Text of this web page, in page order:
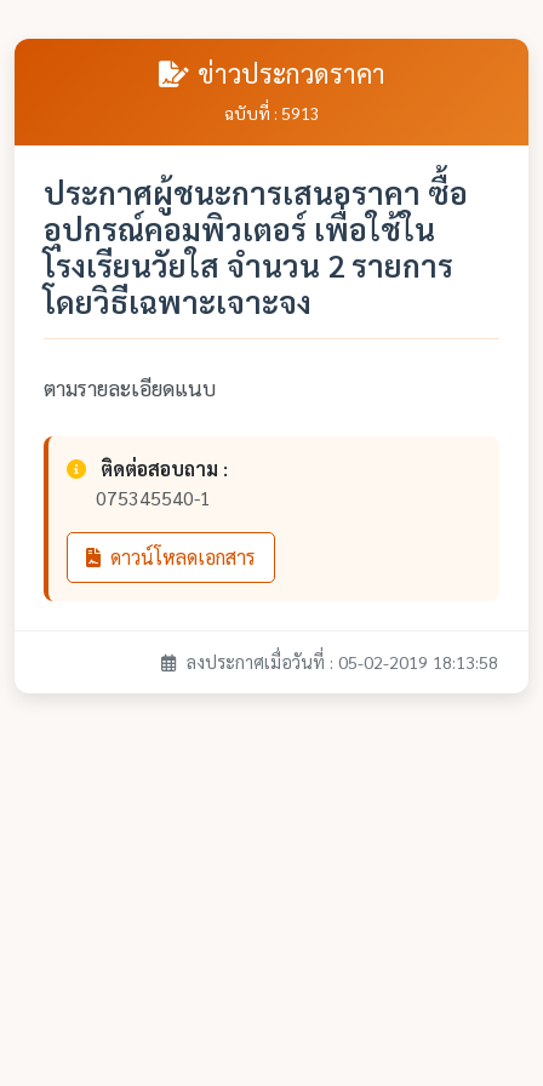
ข่าวประกวดราคา
ฉบับที่ : 5913
ประกาศผู้ชนะการเสนอราคา ซื้อ
อุปกรณ์คอมพิวเตอร์ เพื่อใช้ใน
โรงเรียนวัยใส จำนวน 2 รายการ
โดยวิธีเฉพาะเจาะจง
ตามรายละเอียดแนบ
ติดต่อสอบถาม :
075345540-1
ดาวน์โหลดเอกสาร
ลงประกาศเมื่อวันที่ : 05-02-2019 18:13:58